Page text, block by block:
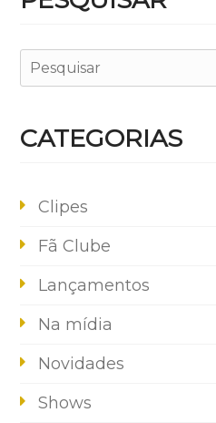
CATEGORIAS
Clipes
Fã Clube
Lançamentos
Na mídia
Novidades
Shows